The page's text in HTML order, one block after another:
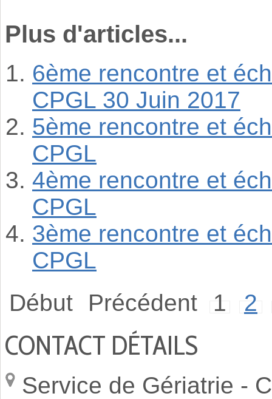
Plus d'articles...
6ème rencontre et
CPGL 30 Juin 2017
5ème rencontre et
CPGL
4ème rencontre et
CPGL
3ème rencontre et
CPGL
Début
Précédent 1 2
CONTACT DÉTAILS
Service de Gériatrie -